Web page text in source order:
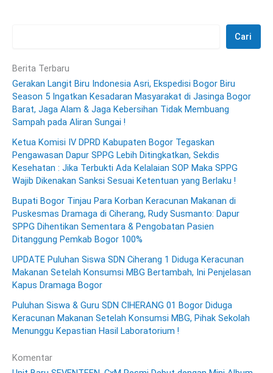
Cari
Berita Terbaru
Gerakan Langit Biru Indonesia Asri, Ekspedisi Bogor Biru
Season 5 Ingatkan Kesadaran Masyarakat di Jasinga Bogor
Barat, Jaga Alam & Jaga Kebersihan Tidak Membuang
Sampah pada Aliran Sungai !
Ketua Komisi IV DPRD Kabupaten Bogor Tegaskan
Pengawasan Dapur SPPG Lebih Ditingkatkan, Sekdis
Kesehatan : Jika Terbukti Ada Kelalaian SOP Maka SPPG
Wajib Dikenakan Sanksi Sesuai Ketentuan yang Berlaku !
Bupati Bogor Tinjau Para Korban Keracunan Makanan di
Puskesmas Dramaga di Ciherang, Rudy Susmanto: Dapur
SPPG Dihentikan Sementara & Pengobatan Pasien
Ditanggung Pemkab Bogor 100%
UPDATE Puluhan Siswa SDN Ciherang 1 Diduga Keracunan
Makanan Setelah Konsumsi MBG Bertambah, Ini Penjelasan
Kapus Dramaga Bogor
Puluhan Siswa & Guru SDN CIHERANG 01 Bogor Diduga
Keracunan Makanan Setelah Konsumsi MBG, Pihak Sekolah
Menunggu Kepastian Hasil Laboratorium !
Komentar